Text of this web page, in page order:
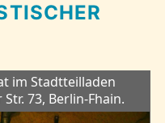
im Stadtteilladen
73, Berlin-Fhain.